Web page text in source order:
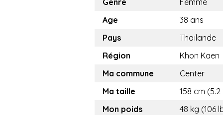
Genre
Femme
Age
38 ans
Pays
Thaïlande
Région
Khon Kaen
Ma commune
Center
Ma taille
158 cm
Mon poids
48 kg (106